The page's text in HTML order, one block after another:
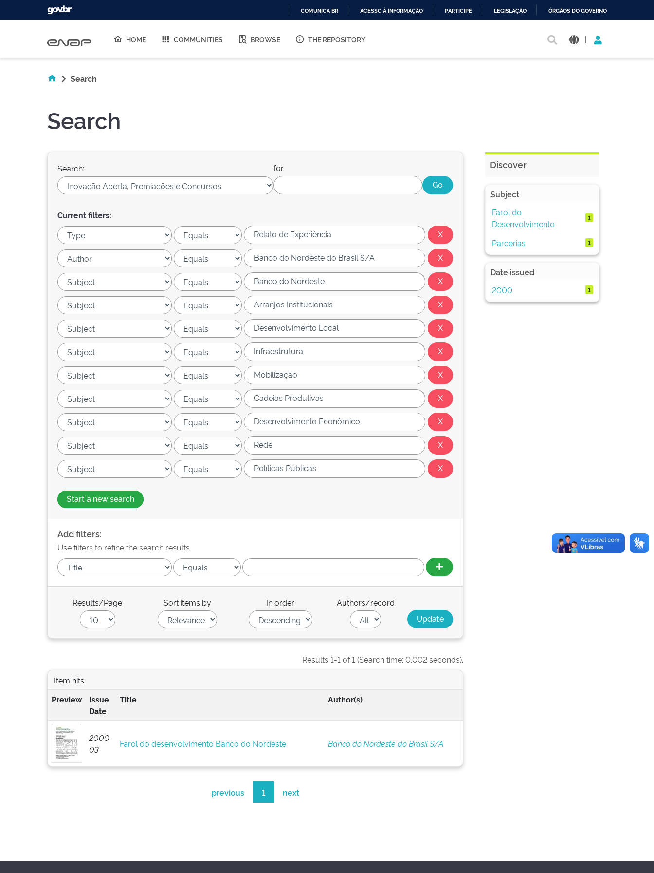
O
COMUNICA BR ACESSO À INFORMAÇÃO PARTICIPE LEGISLAÇÃO ÓRGÃOS DO GOVERNO
HOME COMMUNITIES BROWSE THE REPOSITORY |
Search
Search
Search: for
Current filters:
Start a new search
Add filters:
Use filters to refine the search results.
Results/Page Sort items by In order Authors/record
Results 1-1 of 1 (Search time: 0.002 seconds).
Item hits:
Preview
Issue
Date
Title Author(s)
2000-
03
Farol do desenvolvimento Banco do Nordeste Banco do Nordeste do Brasil S/A
previous 1 next
Discover
Subject
Farol do
Desenvolvimento
1
Parcerias 1
Date issued
2000
1